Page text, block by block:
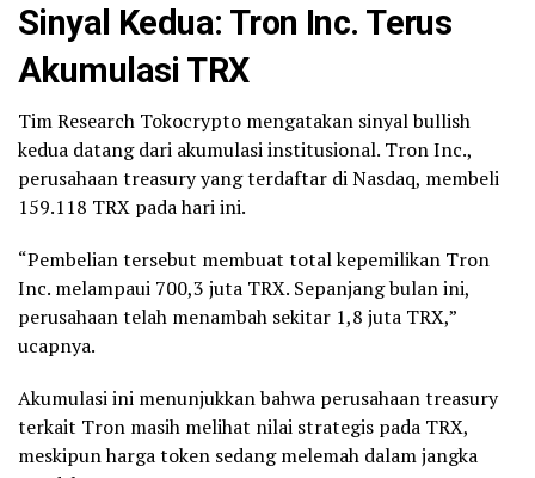
Sinyal Kedua: Tron Inc. Terus
Akumulasi TRX
Tim Research Tokocrypto mengatakan sinyal bullish
kedua datang dari akumulasi institusional. Tron Inc.,
perusahaan treasury yang terdaftar di Nasdaq, membeli
159.118 TRX pada hari ini.
“Pembelian tersebut membuat total kepemilikan Tron
Inc. melampaui 700,3 juta TRX. Sepanjang bulan ini,
perusahaan telah menambah sekitar 1,8 juta TRX,”
ucapnya.
Akumulasi ini menunjukkan bahwa perusahaan treasury
terkait Tron masih melihat nilai strategis pada TRX,
meskipun harga token sedang melemah dalam jangka